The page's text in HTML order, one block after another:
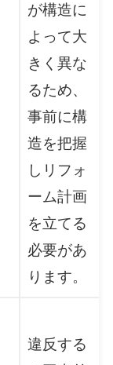
が構造に
よって大
きく異な
るため、
事前に構
造を把握
しリフォ
ーム計画
を立てる
必要があ
ります。
違反する